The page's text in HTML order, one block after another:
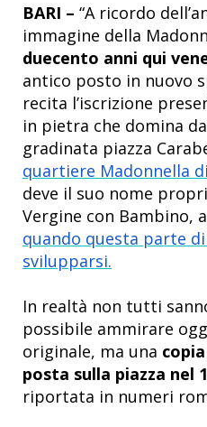
BARI – “A ricordo
immagine della
duecento anni qui
antico posto in nuovo
recita l’iscrizione
in pietra che domina
gradinata piazza
quartiere Madonnella
deve il suo nome
Vergine con Bambino,
quando questa parte
svilupparsi.
In realtà non tutti
possibile ammirare
originale, ma una
posta sulla piazza nel
riportata in numeri